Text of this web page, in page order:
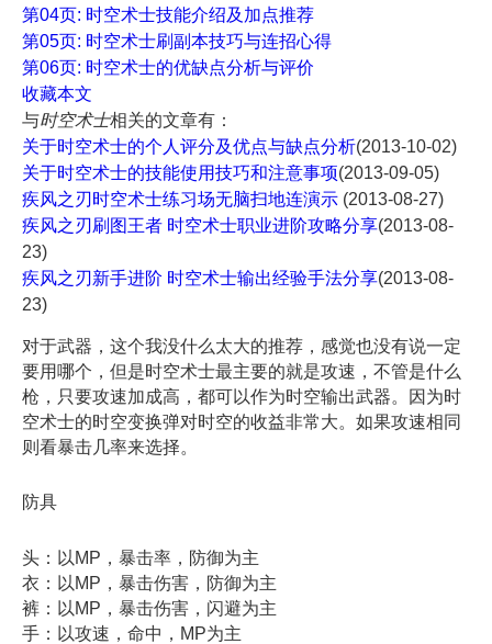
第04页: 时空术士技能介绍及加点推荐
第05页: 时空术士刷副本技巧与连招心得
第06页: 时空术士的优缺点分析与评价
收藏本文
与时空术士相关的文章有：
关于时空术士的个人评分及优点与缺点分析(2013-10-02)
关于时空术士的技能使用技巧和注意事项(2013-09-05)
疾风之刃时空术士练习场无脑扫地连演示 (2013-08-27)
疾风之刃刷图王者 时空术士职业进阶攻略分享(2013-08-
23)
疾风之刃新手进阶 时空术士输出经验手法分享(2013-08-
23)
对于武器，这个我没什么太大的推荐，感觉也没有说一定
要用哪个，但是时空术士最主要的就是攻速，不管是什么
枪，只要攻速加成高，都可以作为时空输出武器。因为时
空术士的时空变换弹对时空的收益非常大。如果攻速相同
则看暴击几率来选择。
防具
头：以MP，暴击率，防御为主
衣：以MP，暴击伤害，防御为主
裤：以MP，暴击伤害，闪避为主
手：以攻速，命中，MP为主